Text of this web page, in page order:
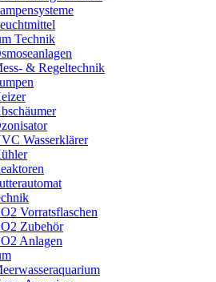
Technik
& Regeltechnik
Wasserklärer
Vorratsflaschen
Zubehör
Anlagen